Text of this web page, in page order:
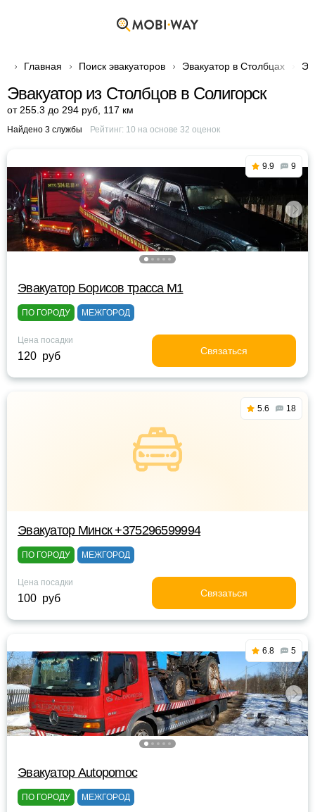
Главная Поиск эвакуаторов Эвакуатор в Столбцах
Эвакуатор из Столбцов в Солигорск
от 255.3 до 294 руб 117 км
Найдено 3 службы Рейтинг: 10 на основе 32 оценок
9.9 9
Эвакуатор Борисов трасса М1
ПО ГОРОДУ МЕЖГОРОД
Цена посадки
120 руб Связаться
5.6 18
Эвакуатор Минск +375296599994
ПО ГОРОДУ МЕЖГОРОД
Цена посадки
100 руб Связаться
6.8 5
Эвакуатор Autopomoc
ПО ГОРОДУ МЕЖГОРОД